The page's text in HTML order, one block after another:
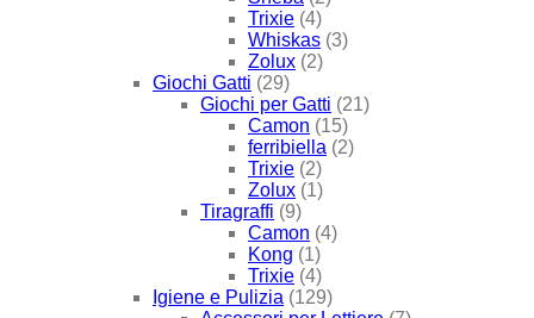
Trixie (4)
Whiskas (3)
Zolux (2)
Giochi Gatti (29)
Giochi per Gatti (21)
Camon (15)
ferribiella (2)
Trixie (2)
Zolux (1)
Tiragraffi (9)
Camon (4)
Kong (1)
Trixie (4)
Igiene e Pulizia (129)